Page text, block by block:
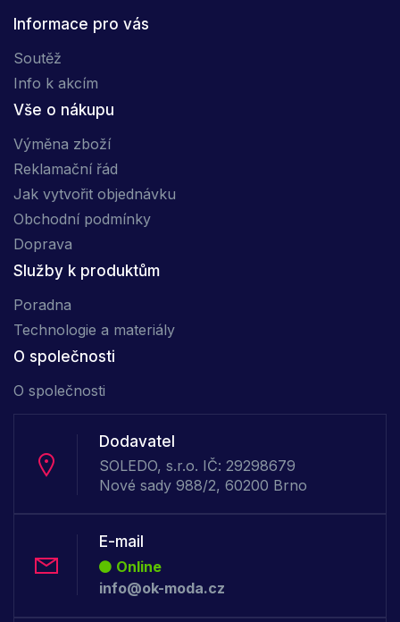
Informace pro vás
Soutěž
Info k akcím
Vše o nákupu
Výměna zboží
Reklamační řád
Jak vytvořit objednávku
Obchodní podmínky
Doprava
Služby k produktům
Poradna
Technologie a materiály
O společnosti
O společnosti
Dodavatel
SOLEDO, s.r.o. IČ: 29298679
Nové sady 988/2, 60200 Brno
E-mail
Online
info@ok-moda.cz